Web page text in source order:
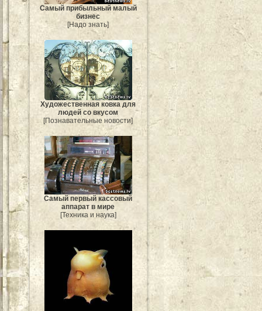
Самый прибыльный малый
бизнес
[Надо знать]
Художественная ковка для
людей со вкусом
[Познавательные новости]
Самый первый кассовый
аппарат в мире
[Техника и наука]